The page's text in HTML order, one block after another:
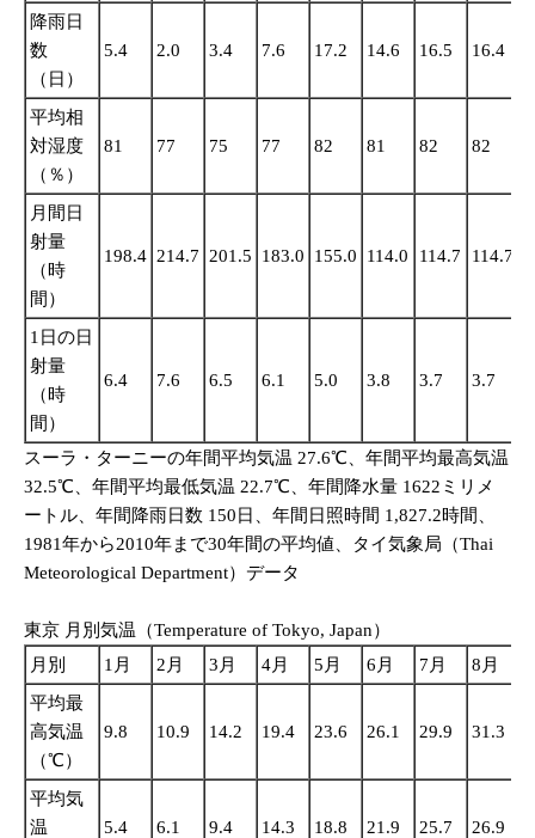
降雨日
数
（日）
5.4 2.0 3.4 7.6 17.2 14.6 16.5 16.4
平均相
対湿度
（％）
81 77 75 77 82 81 82 82
月間日
射量
（時
間）
198.4 214.7 201.5 183.0 155.0 114.0 114.7 114.7
1日の日
射量
（時
間）
6.4 7.6 6.5 6.1 5.0 3.8 3.7 3.7
スーラ・ターニーの年間平均気温 27.6℃、年間平均最高気温
32.5℃、年間平均最低気温 22.7℃、年間降水量 1622ミリメ
ートル、年間降雨日数 150日、年間日照時間 1,827.2時間、
1981年から2010年まで30年間の平均値、タイ気象局（Thai
Meteorological Department）データ
東京 月別気温（Temperature of Tokyo, Japan）
月別
1月 2月 3月 4月 5月 6月 7月 8月
平均最
高気温
（℃）
9.8 10.9 14.2 19.4 23.6 26.1 29.9 31.3
平均気
温
5.4 6.1 9.4 14.3 18.8 21.9 25.7 26.9